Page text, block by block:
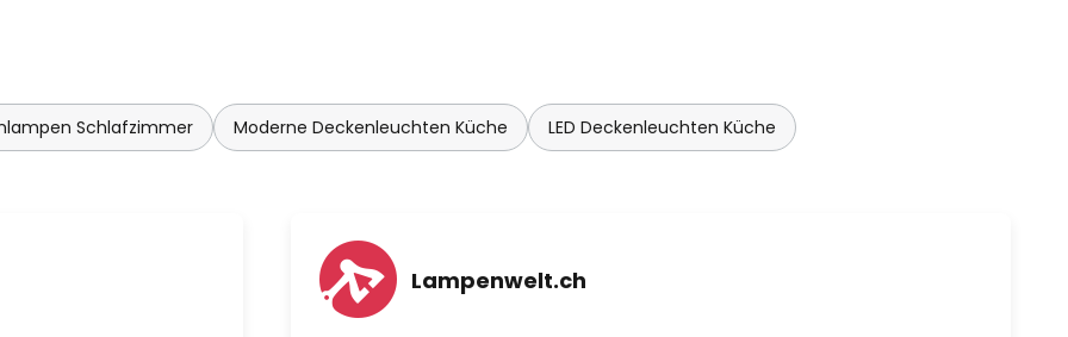
Schlafzimmer Moderne Deckenleuchten Küche LED Deckenleuchten Küche
Lampenwelt.ch